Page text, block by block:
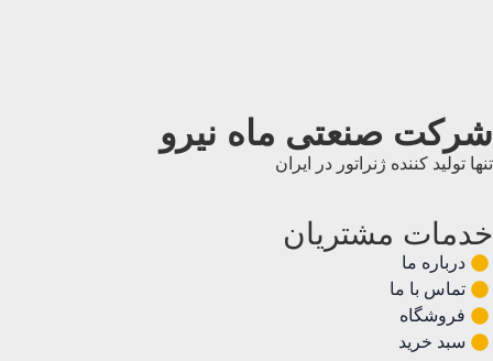
شرکت صنعتی ماه نیرو
تنها تولید کننده ژنراتور در ایران
خدمات مشتریان
درباره ما
تماس با ما
فروشگاه
سبد خرید